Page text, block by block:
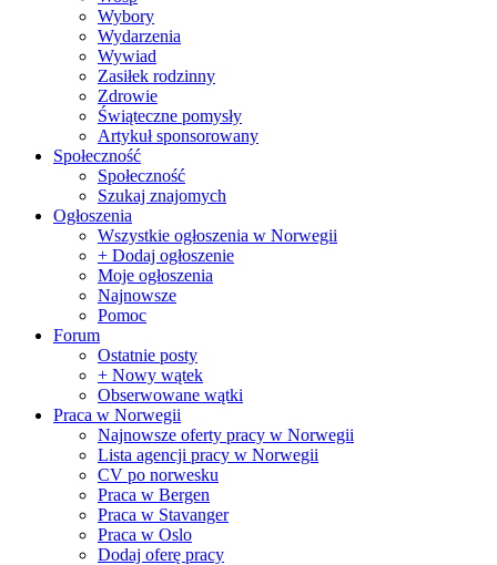
Wybory
Wydarzenia
Wywiad
Zasiłek rodzinny
Zdrowie
Świąteczne pomysły
Artykuł sponsorowany
Społeczność
Społeczność
Szukaj znajomych
Ogłoszenia
Wszystkie ogłoszenia w Norwegii
+ Dodaj ogłoszenie
Moje ogłoszenia
Najnowsze
Pomoc
Forum
Ostatnie posty
+ Nowy wątek
Obserwowane wątki
Praca w Norwegii
Najnowsze oferty pracy w Norwegii
Lista agencji pracy w Norwegii
CV po norwesku
Praca w Bergen
Praca w Stavanger
Praca w Oslo
Dodaj oferę pracy